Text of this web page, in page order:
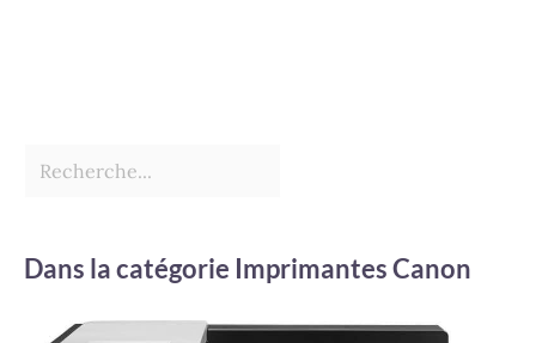
Dans la catégorie Imprimantes Canon